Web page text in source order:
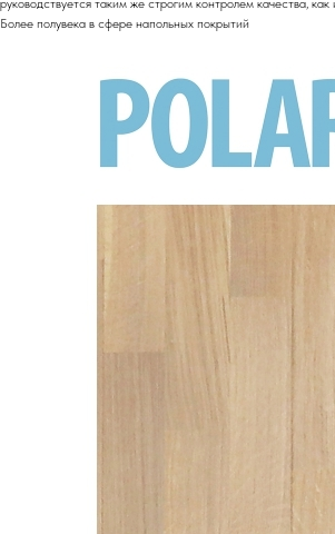
руководствуется таким же строгим контролем качества,
Более полувека в сфере напольных покрытий